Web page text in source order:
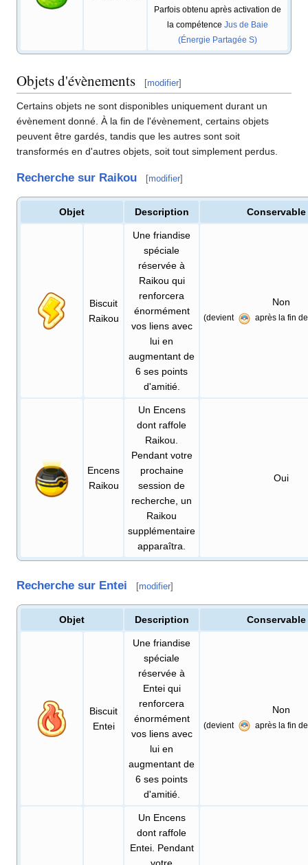
Parfois obtenu après activation de
la compétence Jus de Baie
(Énergie Partagée S)
Objets d'évènements [modifier]
Certains objets ne sont disponibles uniquement durant un
évènement donné. À la fin de l'évènement, certains objets
peuvent être gardés, tandis que les autres sont soit
transformés en d'autres objets, soit tout simplement perdus.
Recherche sur Raikou [modifier]
Objet Description Conservable
Biscuit
Raikou
Une friandise
spéciale
réservée à
Raikou qui
renforcera
énormément
vos liens avec
lui en
augmentant de
6 ses points
d'amitié.
Non
(devient après la fin
Encens
Raikou
Un Encens
dont raffole
Raikou.
Pendant votre
prochaine
session de
recherche, un
Raikou
supplémentaire
apparaîtra.
Oui
Recherche sur Entei [modifier]
Objet Description Conservable
Biscuit
Entei
Une friandise
spéciale
réservée à
Entei qui
renforcera
énormément
vos liens avec
lui en
augmentant de
6 ses points
d'amitié.
Non
(devient après la fin
Un Encens
dont raffole
Entei. Pendant
votre